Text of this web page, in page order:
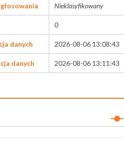
Nieklasyfikowany
0
danych 2026-08-06 13:08:43
danych 2026-08-06 13:11:43